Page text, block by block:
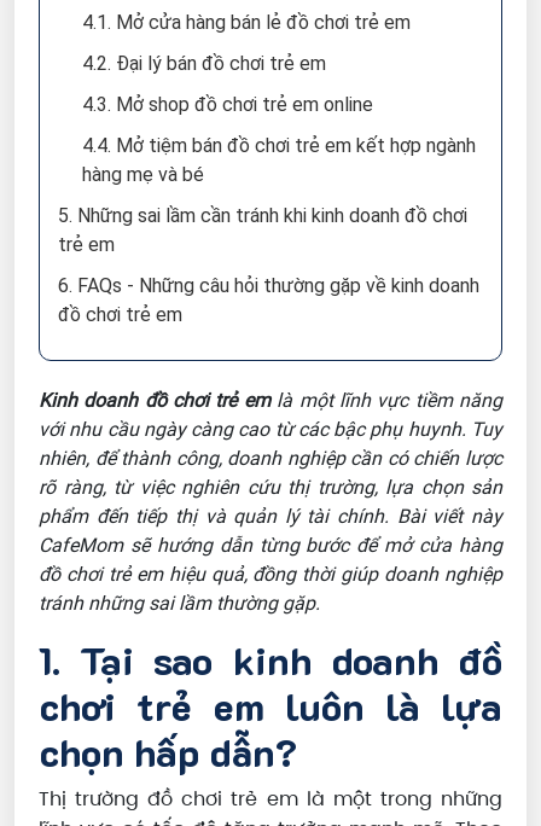
4.1. Mở cửa hàng bán lẻ đồ chơi trẻ em
4.2. Đại lý bán đồ chơi trẻ em
4.3. Mở shop đồ chơi trẻ em online
4.4. Mở tiệm bán đồ chơi trẻ em kết hợp ngành
hàng mẹ và bé
5. Những sai lầm cần tránh khi kinh doanh đồ chơi
trẻ em
6. FAQs - Những câu hỏi thường gặp về kinh doanh
đồ chơi trẻ em
Kinh doanh đồ chơi trẻ emlà một lĩnh vực tiềm năng
với nhu cầu ngày càng cao từ các bậc phụ huynh. Tuy
nhiên, để thành công, doanh nghiệp cần có chiến lược
rõ ràng, từ việc nghiên cứu thị trường, lựa chọn sản
phẩm đến tiếp thị và quản lý tài chính. Bài viết này
CafeMom sẽ hướng dẫn từng bước để mở cửa hàng
đồ chơi trẻ em hiệu quả, đồng thời giúp doanh nghiệp
tránh những sai lầm thường gặp.
1. Tại sao kinh doanh đồ
chơi trẻ em luôn là lựa
chọn hấp dẫn?
Thị trường đồ chơi trẻ em là một trong những